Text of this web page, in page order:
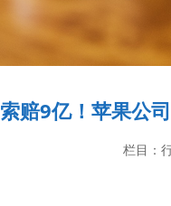
索赔9亿！苹果公
栏目：